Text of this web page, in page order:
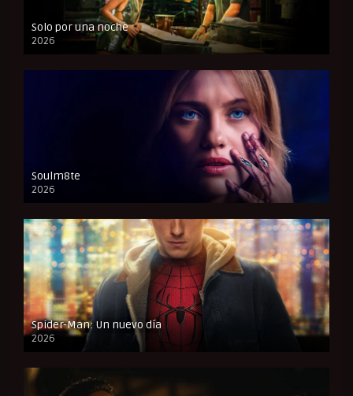
Solo por una noche
2026
CAM
Soulm8te
2026
FULL HD
Spider-Man: Un nuevo día
2026
CAM